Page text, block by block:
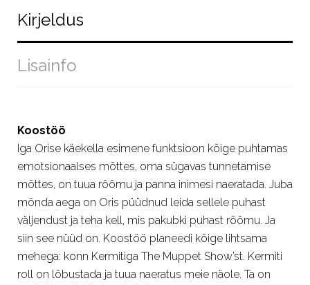
Kirjeldus
Lisainfo
Koostöö
Iga Orise käekella esimene funktsioon kõige puhtamas
emotsionaalses mõttes, oma sügavas tunnetamise
mõttes, on tuua rõõmu ja panna inimesi naeratada. Juba
mõnda aega on Oris püüdnud leida sellele puhast
väljendust ja teha kell, mis pakubki puhast rõõmu. Ja
siin see nüüd on. Koostöö planeedi kõige lihtsama
mehega: konn Kermitiga The Muppet Show’st. Kermiti
roll on lõbustada ja tuua naeratus meie näole. Ta on